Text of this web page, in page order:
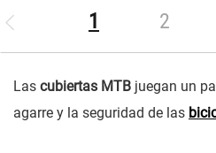
1 (current)
2
Las cubiertas MTB juegan un
agarre y la seguridad de las